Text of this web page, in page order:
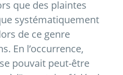
que des plaintes
systématiquement
de ce genre
En l’occurrence,
pouvait peut-être